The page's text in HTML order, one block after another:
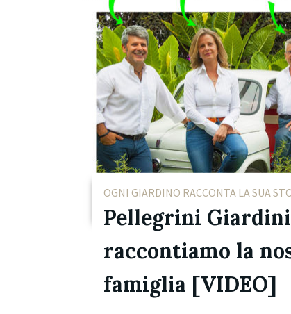
OGNI GIARDINO RACCONTA LA SUA
Pellegrini
raccontiamo la
famiglia [VIDEO]